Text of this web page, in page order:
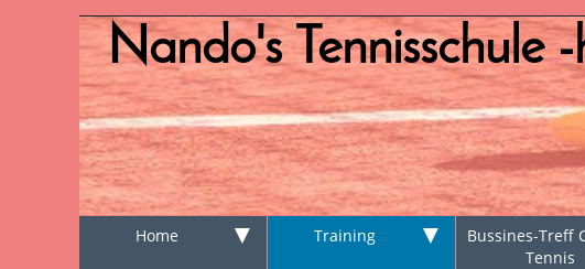
Nando's Tennisschule
Home ▼ Training ▼
Bussines-Treff
Tennis